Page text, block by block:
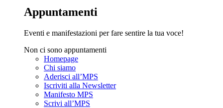
Appuntamenti
Eventi e manifestazioni per fare sentire la tua voce!
Non ci sono appuntamenti
Homepage
Chi siamo
Aderisci all’MPS
Iscriviti alla Newsletter
Manifesto MPS
Scrivi all’MPS